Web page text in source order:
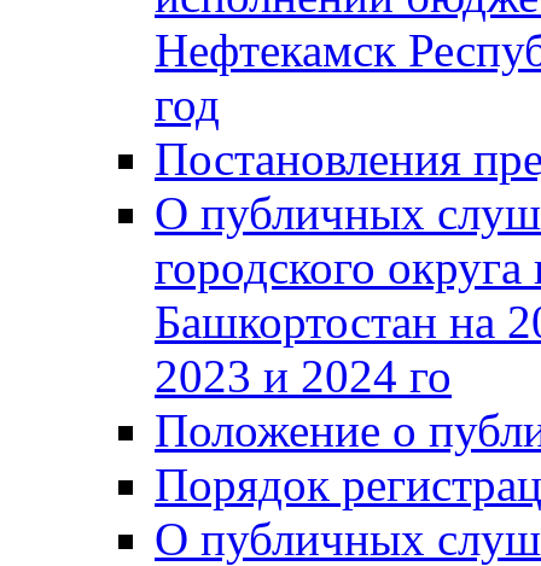
Нефтекамск
год
Постановления
О публичных
городского
Башкортостан на
2023 и 2024 го
Положение о
Порядок
О публичных